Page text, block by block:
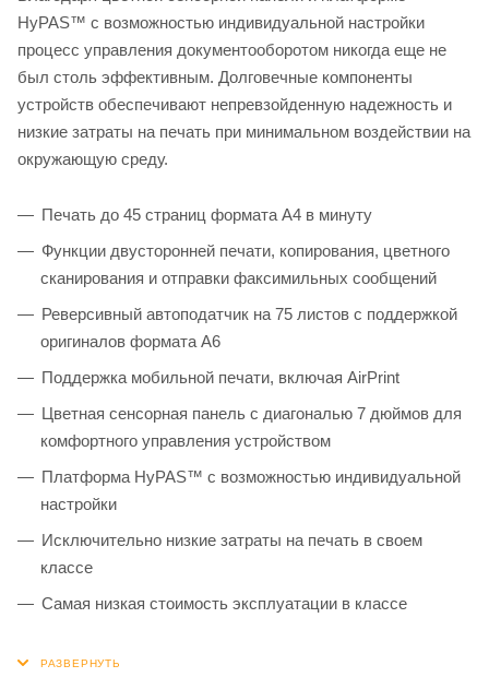
HyPAS™ с возможностью индивидуальной настройки
процесс управления документооборотом никогда еще не
был столь эффективным. Долговечные компоненты
устройств обеспечивают непревзойденную надежность и
низкие затраты на печать при минимальном воздействии на
окружающую среду.
Печать до 45 страниц формата А4 в минуту
Функции двусторонней печати, копирования, цветного
сканирования и отправки факсимильных сообщений
Реверсивный автоподатчик на 75 листов с поддержкой
оригиналов формата A6
Поддержка мобильной печати, включая AirPrint
Цветная сенсорная панель с диагональю 7 дюймов для
комфортного управления устройством
Платформа HyPAS™ с возможностью индивидуальной
настройки
Исключительно низкие затраты на печать в своем
классе
Самая низкая стоимость эксплуатации в классе